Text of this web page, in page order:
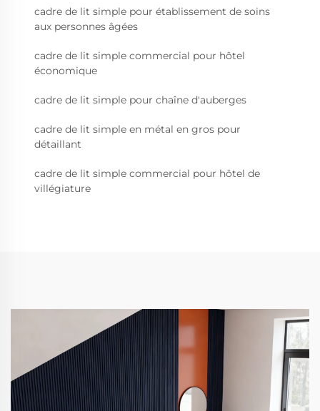
cadre de lit simple pour établissement de soins
aux personnes âgées
cadre de lit simple commercial pour hôtel
économique
cadre de lit simple pour chaîne d'auberges
cadre de lit simple en métal en gros pour
détaillant
cadre de lit simple commercial pour hôtel de
villégiature